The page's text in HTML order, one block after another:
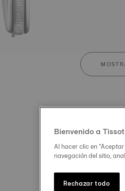
Descripción
Sobre el reloj
Bienvenido a Tissot
Al hacer clic en
navegación del sitio,
Rechazar todo